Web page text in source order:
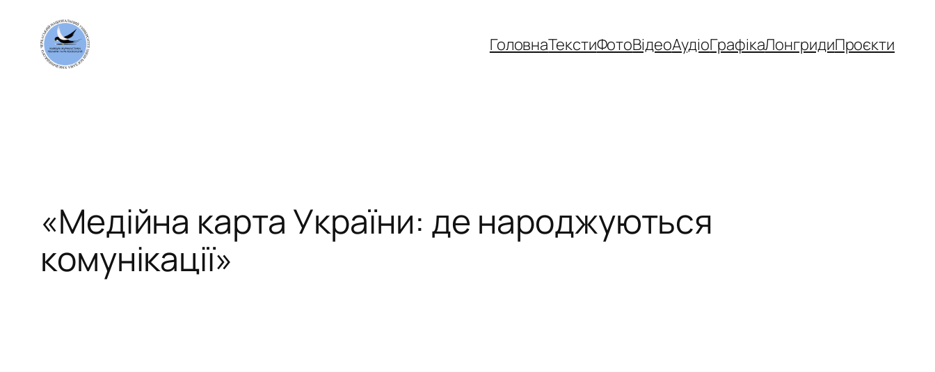
Перейти
вмісту
ГоловнаТекстиФотоВідеоАудіоГрафікаЛонгридиПроєкти
«Медійна карта України: де народжуються
комунікації»